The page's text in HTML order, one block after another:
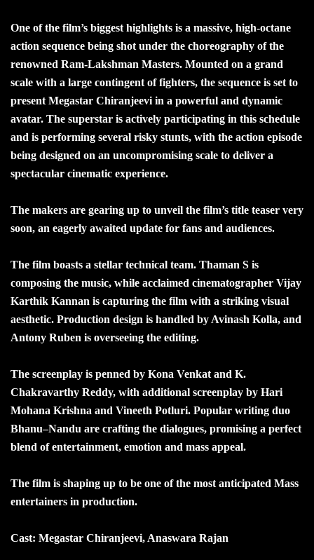
One of the film’s biggest highlights is a massive, high-octane
action sequence being shot under the choreography of the
renowned Ram-Lakshman Masters. Mounted on a grand
scale with a large contingent of fighters, the sequence is set to
present Megastar Chiranjeevi in a powerful and dynamic
avatar. The superstar is actively participating in this schedule
and is performing several risky stunts, with the action episode
being designed on an uncompromising scale to deliver a
spectacular cinematic experience.
The makers are gearing up to unveil the film’s title teaser very
soon, an eagerly awaited update for fans and audiences.
The film boasts a stellar technical team. Thaman S is
composing the music, while acclaimed cinematographer Vijay
Karthik Kannan is capturing the film with a striking visual
aesthetic. Production design is handled by Avinash Kolla, and
Antony Ruben is overseeing the editing.
The screenplay is penned by Kona Venkat and K.
Chakravarthy Reddy, with additional screenplay by Hari
Mohana Krishna and Vineeth Potluri. Popular writing duo
Bhanu–Nandu are crafting the dialogues, promising a perfect
blend of entertainment, emotion and mass appeal.
The film is shaping up to be one of the most anticipated Mass
entertainers in production.
Cast: Megastar Chiranjeevi, Anaswara Rajan